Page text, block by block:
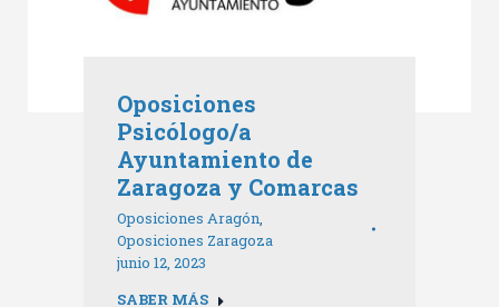
Oposiciones
Psicólogo/a
Ayuntamiento de
Zaragoza y Comarcas
Oposiciones Aragón,
Oposiciones Zaragoza
junio 12, 2023
SABER MÁS